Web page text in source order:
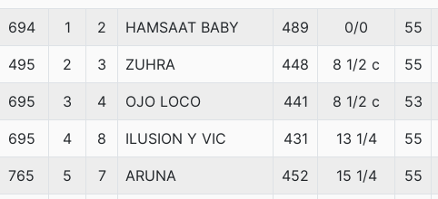
694 1 2 HAMSAAT BABY 489 0/0 55
495 2 3 ZUHRA 448 8 1/2 c 55
695 3 4 OJO LOCO 441 8 1/2 c 53
695 4 8 ILUSION Y VIC 431 13 1/4 55
765 5 7 ARUNA 452 15 1/4 55